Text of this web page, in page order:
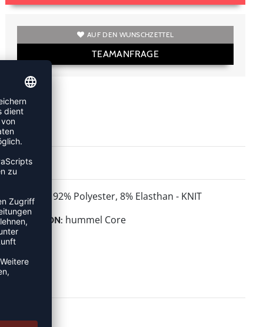
AUF DEN WUNSCHZETTEL
TEAMANFRAGE
MATERIAL: 92% Polyester, 8% Elasthan - KNIT
KOLLEKTION: hummel Core